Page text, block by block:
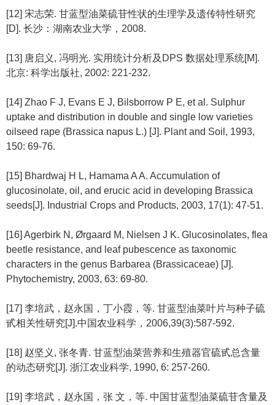
[12] 宋志荣. 甘蓝型油菜硫苷性状的生理学及遗传特性研究
[D]. 长沙：湖南农业大学，2008.
[13] 唐启义, 冯明光. 实用统计分析及DPS 数据处理系统[M].
北京: 科学出版社, 2002: 221-232.
[14] Zhao F J, Evans E J, Bilsborrow P E, et al. Sulphur
uptake and distribution in double and single low varieties
oilseed rape (Brassica napus L.) [J]. Plant and Soil, 1993,
150: 69-76.
[15] Bhardwaj H L, Hamama A A. Accumulation of
glucosinolate, oil, and erucic acid in developing Brassica
seeds[J]. Industrial Crops and Products, 2003, 17(1): 47-51.
[16] Agerbirk N, Ørgaard M, Nielsen J K. Glucosinolates, flea
beetle resistance, and leaf pubescence as taxonomic
characters in the genus Barbarea (Brassicaceae) [J].
Phytochemistry, 2003, 63: 69-80.
[17] 李培武，赵永国，丁小霞，等. 甘蓝型油菜叶片与种子硫
甙相关性研究[J].中国农业科学，2006,39(3):587-592.
[18] 赵坚义, 张冬青. 甘蓝型油菜营养和生殖器官硫甙总含量
的动态研究[J]. 浙江农业科学, 1990, 6: 257-260.
[19] 李培武，赵永国，张 文，等. 中国甘蓝型油菜硫苷含量及